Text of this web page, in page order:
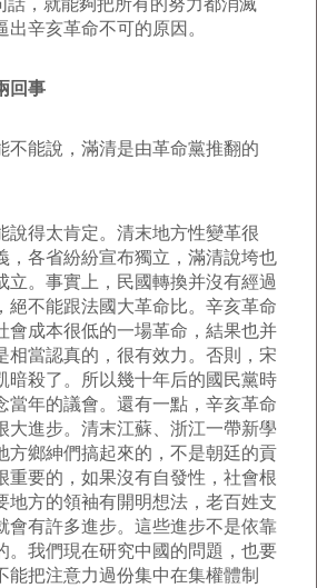
話，就能夠把所有的努力都消滅
辛亥革命不可的原因。
回事
能說，滿清是由革命黨推翻的
得太肯定。清末地方性變革很
，各省紛紛宣布獨立，滿清說垮也
立。事實上，民國轉換并沒有經過
絕不能跟法國大革命比。辛亥革命
會成本很低的一場革命，結果也并
相當認真的，很有效力。否則，宋
暗殺了。所以幾十年后的國民黨時
當年的議會。還有一點，辛亥革命
大進步。清末江蘇、浙江一帶新學
方鄉紳們搞起來的，不是朝廷的貢
重要的，如果沒有自發性，社會根
地方的領袖有開明想法，老百姓支
會有許多進步。這些進步不是依靠
。我們現在研究中國的問題，也要
能把注意力過份集中在集權體制